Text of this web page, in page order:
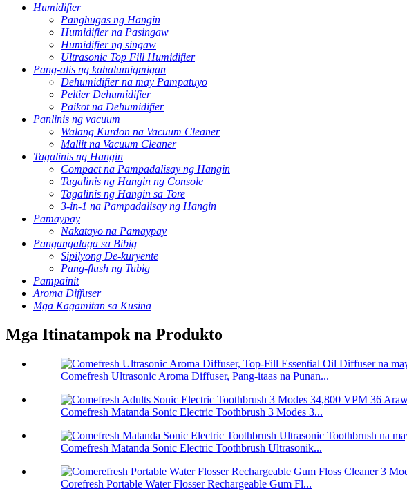
Humidifier
Panghugas ng Hangin
Humidifier na Pasingaw
Humidifier ng singaw
Ultrasonic Top Fill Humidifier
Pang-alis ng kahalumigmigan
Dehumidifier na may Pampatuyo
Peltier Dehumidifier
Paikot na Dehumidifier
Panlinis ng vacuum
Walang Kurdon na Vacuum Cleaner
Maliit na Vacuum Cleaner
Tagalinis ng Hangin
Compact na Pampadalisay ng Hangin
Tagalinis ng Hangin ng Console
Tagalinis ng Hangin sa Tore
3-in-1 na Pampadalisay ng Hangin
Pamaypay
Nakatayo na Pamaypay
Pangangalaga sa Bibig
Sipilyong De-kuryente
Pang-flush ng Tubig
Pampainit
Aroma Diffuser
Mga Kagamitan sa Kusina
Mga Itinatampok na Produkto
Comefresh Ultrasonic Aroma Diffuser, Pang-itaas na Punan...
Comefresh Matanda Sonic Electric Toothbrush 3 Modes 3...
Comefresh Matanda Sonic Electric Toothbrush Ultrasonik...
Corefresh Portable Water Flosser Rechargeable Gum Fl...